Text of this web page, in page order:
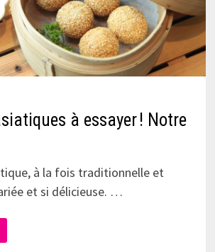
à essayer ! Notre
à la fois traditionnelle et
et si délicieuse. …